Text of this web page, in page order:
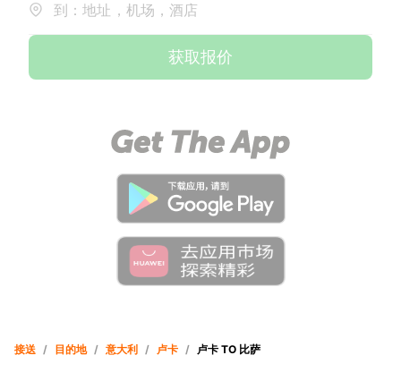
到：地址，机场，酒店
获取报价
接送 / 目的地 / 意大利 / 卢卡 / 卢卡 TO 比萨